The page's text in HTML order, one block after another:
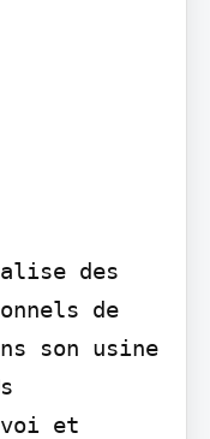
des
de
son usine
et